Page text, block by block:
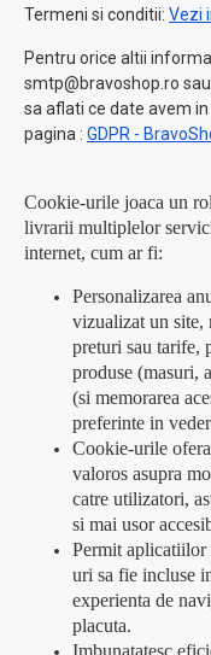
Termeni si conditii: Vezi
Pentru orice altii
smtp@bravoshop.ro
sa aflati ce date avem
pagina : GDPR -
Cookie-urile joaca un
livrarii multiplelor
internet, cum ar fi:
Personalizarea
vizualizat un site,
preturi sau tarife,
produse (masuri,
(si memorarea
preferinte in
Cookie-urile
valoros asupra
catre utilizatori,
si mai usor
Permit aplicatiilor
uri sa fie incluse
experienta de
placuta.
Imbunatatesc